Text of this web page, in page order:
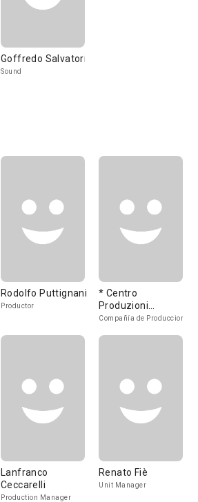
Goffredo Salvatori
Sound
Rodolfo Puttignani
Productor
* Centro
Produzioni
Cinematografiche
Compañía de Produccion
Lanfranco
Ceccarelli
Production Manager
Renato Fiè
Unit Manager